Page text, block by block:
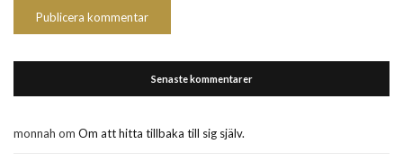
Senaste kommentarer
monnah om Om att hitta tillbaka till sig själv.